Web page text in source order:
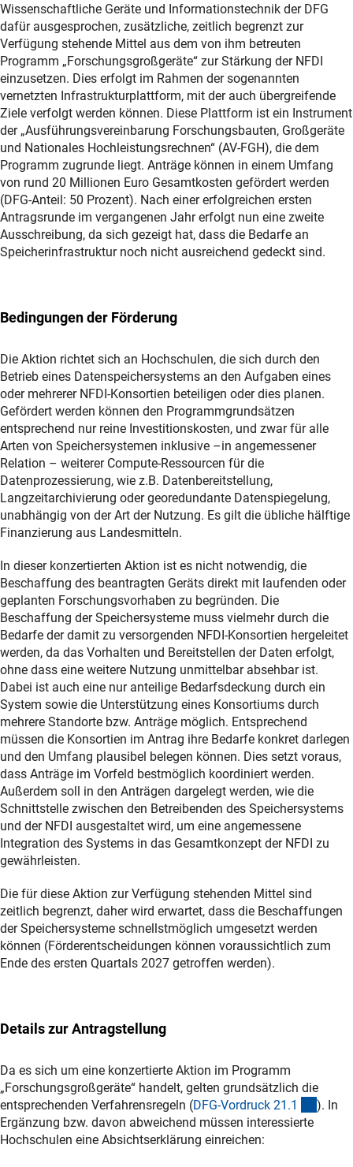
Wissenschaftliche Geräte und Informationstechnik der DFG
dafür ausgesprochen, zusätzliche, zeitlich begrenzt zur
Verfügung stehende Mittel aus dem von ihm betreuten
Programm „Forschungsgroßgeräte“ zur Stärkung der NFDI
einzusetzen. Dies erfolgt im Rahmen der sogenannten
vernetzten Infrastrukturplattform, mit der auch übergreifende
Ziele verfolgt werden können. Diese Plattform ist ein Instrument
der „Ausführungsvereinbarung Forschungsbauten, Großgeräte
und Nationales Hochleistungsrechnen“ (AV-FGH), die dem
Programm zugrunde liegt. Anträge können in einem Umfang
von rund 20 Millionen Euro Gesamtkosten gefördert werden
(DFG-Anteil: 50 Prozent). Nach einer erfolgreichen ersten
Antragsrunde im vergangenen Jahr erfolgt nun eine zweite
Ausschreibung, da sich gezeigt hat, dass die Bedarfe an
Speicherinfrastruktur noch nicht ausreichend gedeckt sind.
Bedingungen der Förderung
Die Aktion richtet sich an Hochschulen, die sich durch den
Betrieb eines Datenspeichersystems an den Aufgaben eines
oder mehrerer NFDI-Konsortien beteiligen oder dies planen.
Gefördert werden können den Programmgrundsätzen
entsprechend nur reine Investitionskosten, und zwar für alle
Arten von Speichersystemen inklusive –in angemessener
Relation – weiterer Compute-Ressourcen für die
Datenprozessierung, wie z.B. Datenbereitstellung,
Langzeitarchivierung oder georedundante Datenspiegelung,
unabhängig von der Art der Nutzung. Es gilt die übliche hälftige
Finanzierung aus Landesmitteln.
In dieser konzertierten Aktion ist es nicht notwendig, die
Beschaffung des beantragten Geräts direkt mit laufenden oder
geplanten Forschungsvorhaben zu begründen. Die
Beschaffung der Speichersysteme muss vielmehr durch die
Bedarfe der damit zu versorgenden NFDI-Konsortien hergeleitet
werden, da das Vorhalten und Bereitstellen der Daten erfolgt,
ohne dass eine weitere Nutzung unmittelbar absehbar ist.
Dabei ist auch eine nur anteilige Bedarfsdeckung durch ein
System sowie die Unterstützung eines Konsortiums durch
mehrere Standorte bzw. Anträge möglich. Entsprechend
müssen die Konsortien im Antrag ihre Bedarfe konkret darlegen
und den Umfang plausibel belegen können. Dies setzt voraus,
dass Anträge im Vorfeld bestmöglich koordiniert werden.
Außerdem soll in den Anträgen dargelegt werden, wie die
Schnittstelle zwischen den Betreibenden des Speichersystems
und der NFDI ausgestaltet wird, um eine angemessene
Integration des Systems in das Gesamtkonzept der NFDI zu
gewährleisten.
Die für diese Aktion zur Verfügung stehenden Mittel sind
zeitlich begrenzt, daher wird erwartet, dass die Beschaffungen
der Speichersysteme schnellstmöglich umgesetzt werden
können (Förderentscheidungen können voraussichtlich zum
Ende des ersten Quartals 2027 getroffen werden).
Details zur Antragstellung
Da es sich um eine konzertierte Aktion im Programm
„Forschungsgroßgeräte“ handelt, gelten grundsätzlich die
entsprechenden Verfahrensregeln (DFG-Vordruck 21.1
). In
Ergänzung bzw. davon abweichend müssen interessierte
Hochschulen eine Absichtserklärung einreichen: